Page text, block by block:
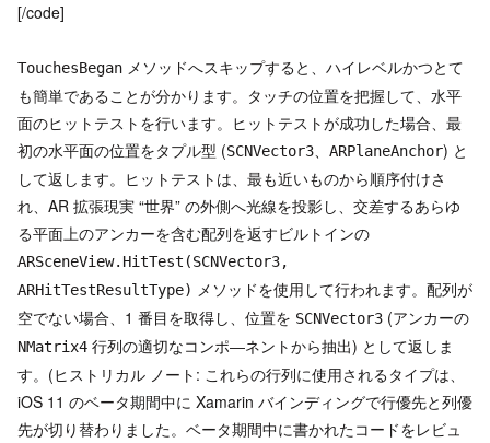
[/code]
TouchesBegan メソッドへスキップすると、ハイレベルかつとて
も簡単であることが分かります。タッチの位置を把握して、水平
面のヒットテストを行います。ヒットテストが成功した場合、最
初の水平面の位置をタプル型 (SCNVector3、 ARPlaneAnchor) と
して返します。ヒットテストは、最も近いものから順序付けさ
れ、AR 拡張現実 “世界” の外側へ光線を投影し、交差するあらゆ
る平面上のアンカーを含む配列を返すビルトインの
ARSceneView.HitTest(SCNVector3,
ARHitTestResultType) メソッドを使用して行われます。配列が
空でない場合、1 番目を取得し、位置を SCNVector3 (アンカーの
NMatrix4 行列の適切なコンポ―ネントから抽出) として返しま
す。(ヒストリカル ノート: これらの行列に使用されるタイプは、
iOS 11 のベータ期間中に Xamarin バインディングで行優先と列優
先が切り替わりました。ベータ期間中に書かれたコードをレビュ